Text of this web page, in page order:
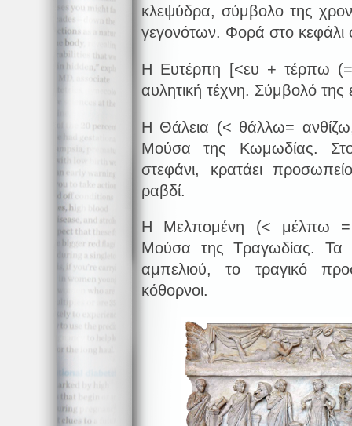
κλεψύδρα, σύμβολο της
γεγονότων. Φορά στο κεφάλι
Η Ευτέρπη [<ευ + τέρπω (=
αυλητική τέχνη. Σύμβολό της
Η Θάλεια (< θάλλω=
Μούσα της Κωμωδίας.
στεφάνι, κρατάει
ραβδί.
Η Μελπομένη (< μέλπω
Μούσα της Τραγωδίας. Τα
αμπελιού, το τραγικό
κόθορνοι.